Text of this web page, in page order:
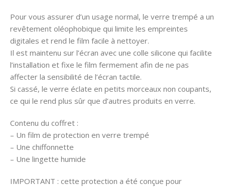
Pour vous assurer d’un usage normal, le verre trempé a un
revêtement oléophobique qui limite les empreintes
digitales et rend le film facile à nettoyer.
Il est maintenu sur l’écran avec une colle silicone qui facilite
l’installation et fixe le film fermement afin de ne pas
affecter la sensibilité de l’écran tactile.
Si cassé, le verre éclate en petits morceaux non coupants,
ce qui le rend plus sûr que d’autres produits en verre.
Contenu du coffret :
– Un film de protection en verre trempé
– Une chiffonnette
– Une lingette humide
IMPORTANT : cette protection a été conçue pour